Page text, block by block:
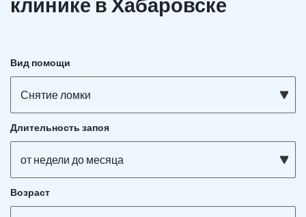
Вид помощи
Снятие ломки
Длительность запоя
от недели до месяца
Возраст